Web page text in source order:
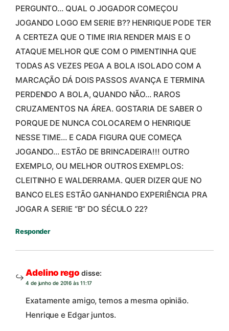
PERGUNTO… QUAL O JOGADOR COMEÇOU
JOGANDO LOGO EM SERIE B?? HENRIQUE PODE TER
A CERTEZA QUE O TIME IRIA RENDER MAIS E O
ATAQUE MELHOR QUE COM O PIMENTINHA QUE
TODAS AS VEZES PEGA A BOLA ISOLADO COM A
MARCAÇÃO DÁ DOIS PASSOS AVANÇA E TERMINA
PERDENDO A BOLA, QUANDO NÃO… RAROS
CRUZAMENTOS NA ÁREA. GOSTARIA DE SABER O
PORQUE DE NUNCA COLOCAREM O HENRIQUE
NESSE TIME… E CADA FIGURA QUE COMEÇA
JOGANDO… ESTÃO DE BRINCADEIRA!!! OUTRO
EXEMPLO, OU MELHOR OUTROS EXEMPLOS:
CLEITINHO E WALDERRAMA. QUER DIZER QUE NO
BANCO ELES ESTÃO GANHANDO EXPERIÊNCIA PRA
JOGAR A SERIE “B” DO SÉCULO 22?
Responder
Adelino rego disse:
4 de junho de 2016 às 11:17
Exatamente amigo, temos a mesma opinião.
Henrique e Edgar juntos.